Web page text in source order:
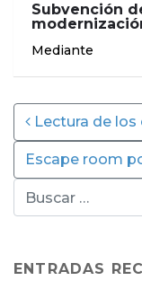
Subvención
Mediante
Post
Lectura de
Escape room
ENTRADAS